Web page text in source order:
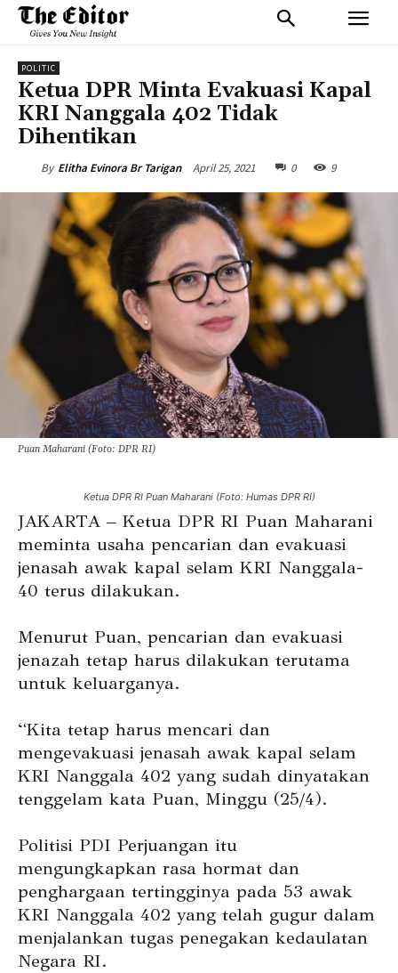
POLITIC
Ketua DPR Minta Evakuasi Kapal
KRI Nanggala 402 Tidak
Dihentikan
By Elitha Evinora Br Tarigan April 25, 2021 0 9
Puan Maharani (Foto: DPR RI)
Ketua DPR RI Puan Maharani (Foto: Humas DPR RI)
JAKARTA – Ketua DPR RI Puan Maharani
meminta usaha pencarian dan evakuasi
jenasah awak kapal selam KRI Nanggala-
40 terus dilakukan.
Menurut Puan, pencarian dan evakuasi
jenazah tetap harus dilakukan terutama
untuk keluarganya.
“Kita tetap harus mencari dan
mengevakuasi jenasah awak kapal selam
KRI Nanggala 402 yang sudah dinyatakan
tenggelam kata Puan, Minggu (25/4).
Politisi PDI Perjuangan itu
mengungkapkan rasa hormat dan
penghargaan tertingginya pada 53 awak
KRI Nanggala 402 yang telah gugur dalam
menjalankan tugas penegakan kedaulatan
Negara RI.